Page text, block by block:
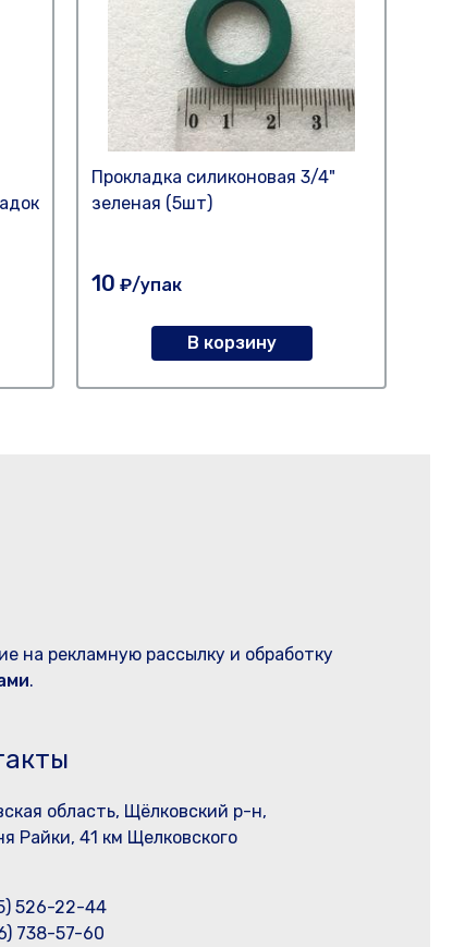
Прокладка силиконовая 3/4"
зеленая (5шт)
10 ₽/упак
В корзину
на рекламную рассылку и обработку
.
область, Щёлковский р-н,
Райки, 41 км Щелковского
526-22-44
738-57-60